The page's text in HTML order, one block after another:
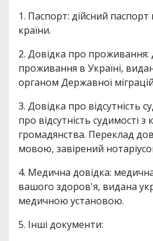
1. Паспорт: дійсний
країни.
2. Довідка про проживання:
проживання в Україні,
органом Державної
3. Довідка про відсутність
про відсутність судимості
громадянства. Переклад
мовою, завірений
4. Медична довідка:
вашого здоров'я, видана
медичною установою.
5. Інші документи: